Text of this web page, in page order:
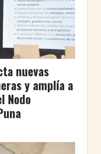
nuevas
y amplía a
Nodo